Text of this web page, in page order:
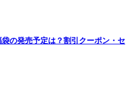
袋の発売予定は？割引クーポン・セ